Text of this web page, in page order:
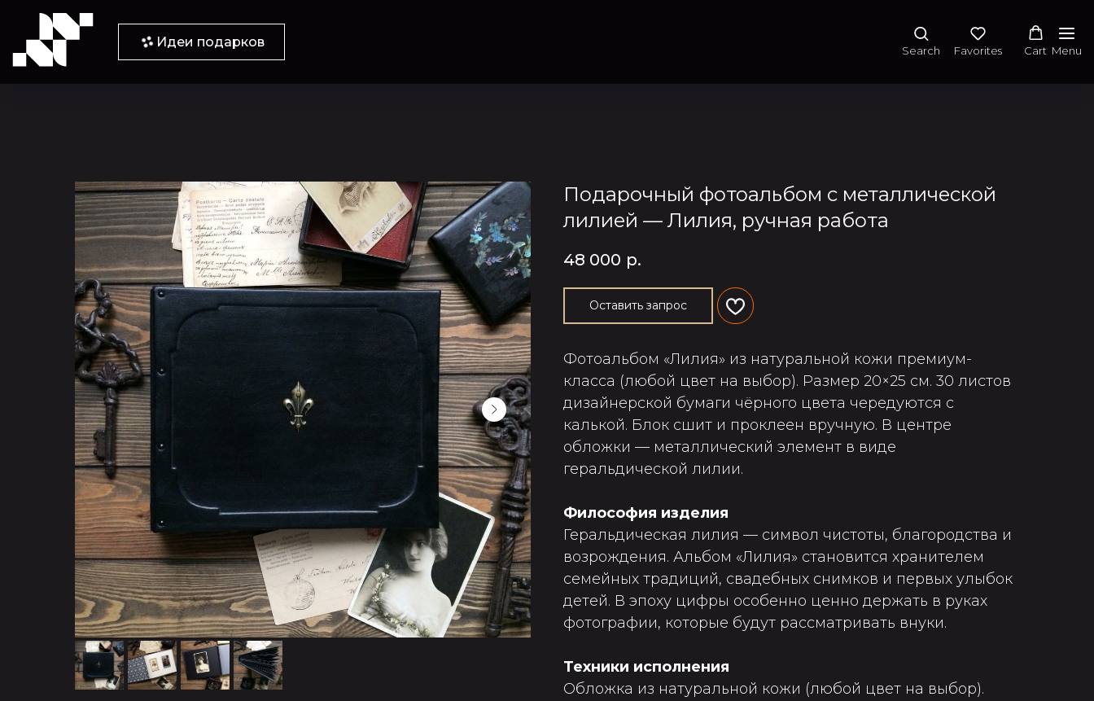
Идеи подарков
Search Favorites Cart Menu
Подарочный фотоальбом с металлической
лилией — Лилия, ручная работа
48 000 р.
Оставить запрос
Фотоальбом «Лилия» из натуральной кожи премиум-
класса (любой цвет на выбор). Размер 20×25 см. 30 листов
дизайнерской бумаги чёрного цвета чередуются с
калькой. Блок сшит и проклеен вручную. В центре
обложки — металлический элемент в виде
геральдической лилии.
Философия изделия
Геральдическая лилия — символ чистоты, благородства и
возрождения. Альбом «Лилия» становится хранителем
семейных традиций, свадебных снимков и первых улыбок
детей. В эпоху цифры особенно ценно держать в руках
фотографии, которые будут рассматривать внуки.
Техники исполнения
Обложка из натуральной кожи (любой цвет на выбор).